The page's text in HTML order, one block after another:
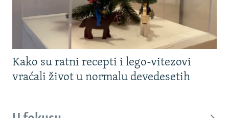
Kako su ratni recepti i lego-vitezovi
vraćali život u normalu devedesetih